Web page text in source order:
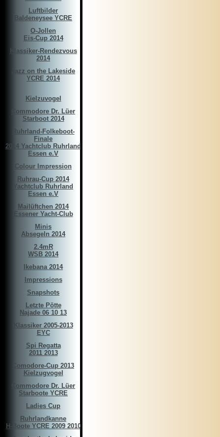
Luftbilder
Baldeneysee YCRE
O-Jollen
Eis-Cup 2014
Klassiker-Rendezvous
2014
Jazz on the Lakeside
YCRE 2014
Kielzuvogel
Commodore Dr. Lüer
Starboot 2014
Ruhrland-Folkeboot-
Finale
2014 Yachtclub Ruhrland
Essen e.V
Colour Impression
Ruhrau-Cup 2014
Yachtclub Ruhrland
Essen e.V
Mailüftchen 2014
Essener Yacht-Club
Minis
Absegeln 2014
2.4mR
WSB 2014
Ikebana 2014
Impressions
Snapshots
Letzte Pötte
Najade 06 10 13
Klassiker 2005-2013
EYC
Spi Regatta
2011 2013
Comodore-Cup 2013
Kielzugvogel
Commodore Dr. Lüer
Starboote YCRE
Ladies Cup
Ruhrlandkanne
H-Boote YCRE 2009 2010